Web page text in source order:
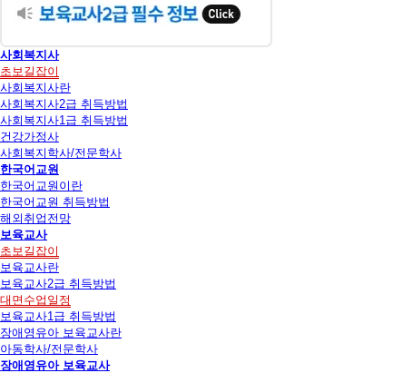
사회복지사
초보길잡이
사회복지사란
사회복지사2급 취득방법
사회복지사1급 취득방법
건강가정사
사회복지학사/전문학사
한국어교원
한국어교원이란
한국어교원 취득방법
해외취업전망
보육교사
초보길잡이
보육교사란
보육교사2급 취득방법
대면수업일정
보육교사1급 취득방법
장애영유아 보육교사란
아동학사/전문학사
장애영유아 보육교사